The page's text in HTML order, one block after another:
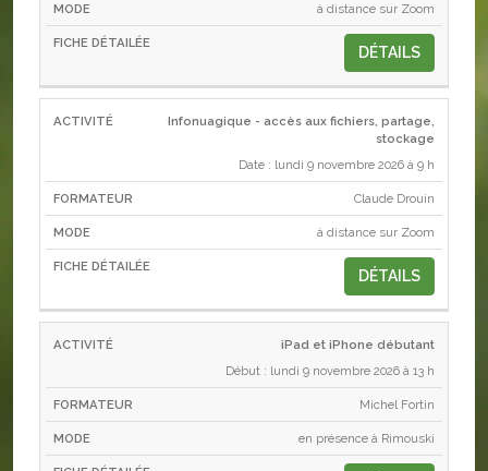
à distance sur Zoom
DÉTAILS
Infonuagique - accès aux fichiers, partage,
stockage
Date : lundi 9 novembre 2026 à 9 h
Claude Drouin
à distance sur Zoom
DÉTAILS
iPad et iPhone débutant
Début : lundi 9 novembre 2026 à 13 h
Michel Fortin
en présence à Rimouski